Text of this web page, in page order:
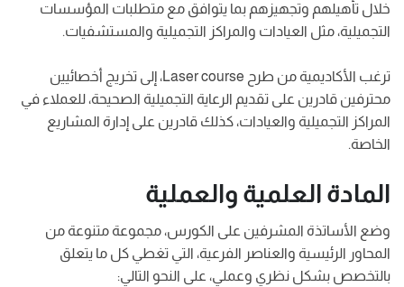
خلال تأهيلهم وتجهيزهم بما يتوافق مع متطلبات المؤسسات
التجميلية، مثل العيادات والمراكز التجميلية والمستشفيات.
ترغب الأكاديمية من طرح Laser course، إلى تخريج أخصائيين
محترفين قادرين على تقديم الرعاية التجميلية الصحيحة، للعملاء في
المراكز التجميلية والعيادات، كذلك قادرين على إدارة المشاريع
الخاصة.
المادة العلمية والعملية
وضع الأساتذة المشرفين على الكورس، مجموعة متنوعة من
المحاور الرئيسية والعناصر الفرعية، التي تغطي كل ما يتعلق
بالتخصص بشكل نظري وعملي، على النحو التالي: